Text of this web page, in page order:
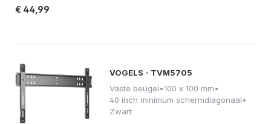
€ 44,99
VOGELS - TVM5705
Vaste beugel•100 x 100 mm•
40 inch minimum schermdiagonaal•
Zwart